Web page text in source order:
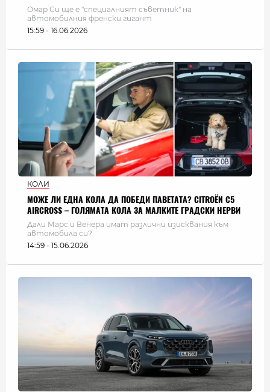
Омар Си ще е "специалният съветник" на
автомобилния френски гигант
15:59 - 16.06.2026
КОЛИ
МОЖЕ ЛИ ЕДНА КОЛА ДА ПОБЕДИ ПАВЕТАТА? CITROËN C5
AIRCROSS – ГОЛЯМАТА КОЛА ЗА МАЛКИТЕ ГРАДСКИ НЕРВИ
Дали Марс и Венера имат различни изисквания към
автомобила си?
14:59 - 15.06.2026